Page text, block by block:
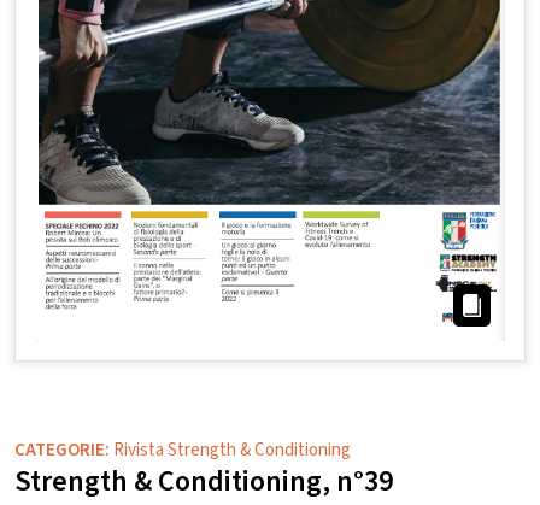
CATEGORIE: Rivista Strength & Conditioning
Strength & Conditioning, n°39